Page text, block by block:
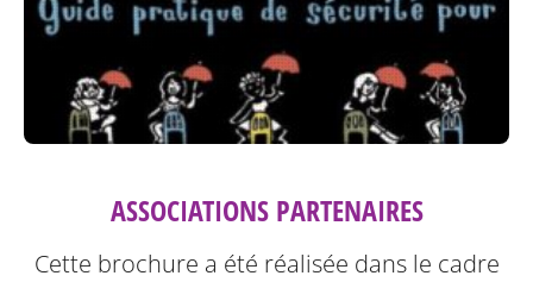
ASSOCIATIONS PARTENAIRES
Cette brochure a été réalisée dans le cadre